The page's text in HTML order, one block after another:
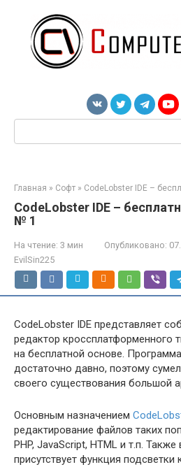
контенту
Главная » Софт » CodeLobster IDE –
CodeLobster IDE –
№ 1
На чтение: 3 мин Опубликовано:
EvilSin225
CodeLobster IDE представляет
редактор кроссплатформенного
на бесплатной основе.
достаточно давно, поэтому
своего существования большой
Основным назначением
редактирование файлов таких
PHP, JavaScript, HTML и т.п. Также
присутствует функция подсветки